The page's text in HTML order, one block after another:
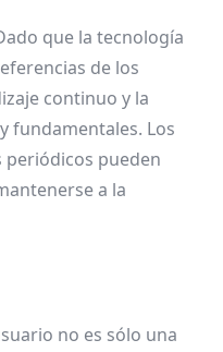
que la tecnología
de los
continuo y la
fundamentales. Los
periódicos pueden
a la
no es sólo una